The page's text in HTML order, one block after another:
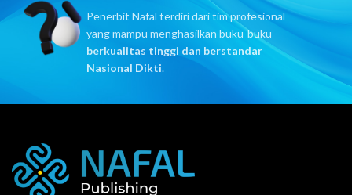
Penerbit Nafal terdiri dari tim profesional
yang mampu menghasilkan buku-buku
berkualitas tinggi dan berstandar
Nasional Dikti.